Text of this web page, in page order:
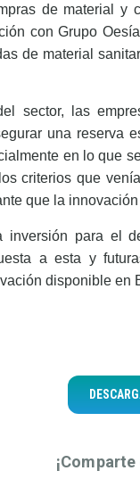
de material
con Grupo
de material
sector, las
una reserva
en lo que
criterios que
que la
inversión para el
a esta y
disponible en